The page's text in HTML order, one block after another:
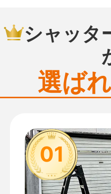
シャッタ
選ば
01